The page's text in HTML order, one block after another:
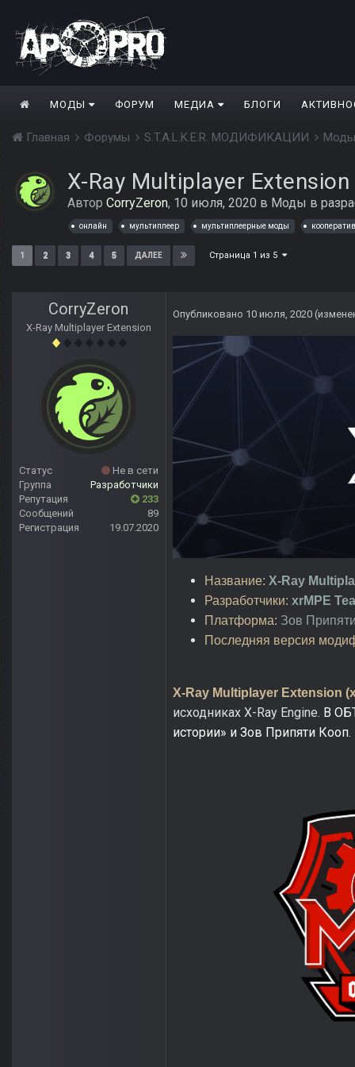
МОДЫ ФОРУМ МЕДИА БЛОГИ
Главная Форумы S.T.A.L.K.E.R. МОДИФИКАЦИИ Моды
X-Ray Multiplayer Extension
Автор CorryZeron, 10 июля, 2020 в Моды в
онлайн мультиплеер мультиплеерные моды кооператив
1 2 3 4 5 ДАЛЕЕ Страница 1 из 5
CorryZeron
X-Ray Multiplayer Extension
Статус
Не в сети
Группа
Разработчики
Репутация
233
Сообщений
89
Регистрация
19.07.2020
Опубликовано 10 июля, 2020
Название: X-Ray
Разработчики: xrMPE
Платформа: Зов
Последняя версия
X-Ray Multiplayer Extension
исходниках X-Ray Engine. В
истории» и Зов Припяти Кооп.